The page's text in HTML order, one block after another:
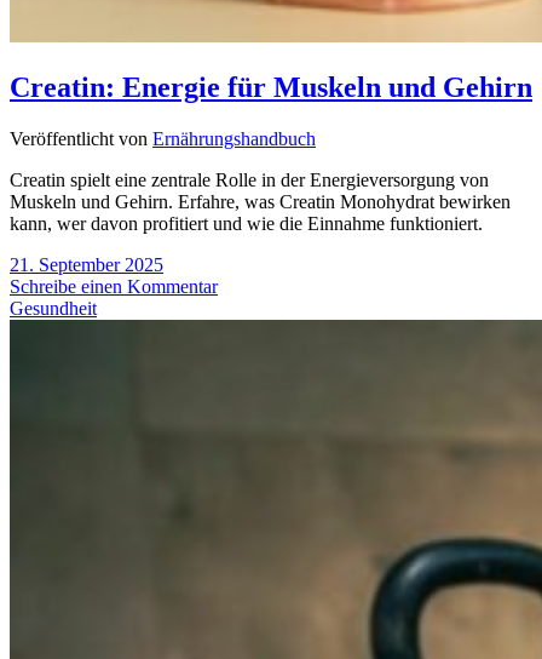
Creatin: Energie für Muskeln und Gehirn
Veröffentlicht von Ernährungshandbuch
Creatin spielt eine zentrale Rolle in der Energieversorgung von
Muskeln und Gehirn. Erfahre, was Creatin Monohydrat bewirken
kann, wer davon profitiert und wie die Einnahme funktioniert.
21. September 2025
Schreibe einen Kommentar
Gesundheit